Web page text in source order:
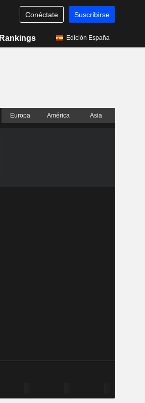
Conéctate Suscribirse
Rankings Edición España
Europa América Asia